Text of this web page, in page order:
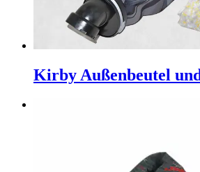
Kirby Außenbeutel